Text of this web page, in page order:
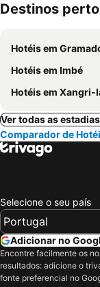
Destinos
Hotéis em
Hotéis em Imbé
Hotéis em Xangri-
Ver todas as
Comparador de
Selecione o seu país
Adicionar no
Encontre facilmente os
resultados: adicione o
fonte preferencial no